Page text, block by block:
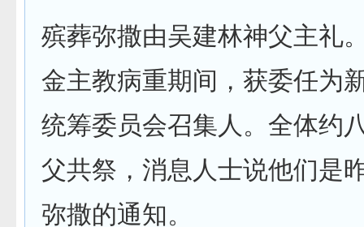
殡葬弥撒由吴建林神父主礼
金主教病重期间，获委任为
统筹委员会召集人。全体约
父共祭，消息人士说他们是
弥撒的通知。